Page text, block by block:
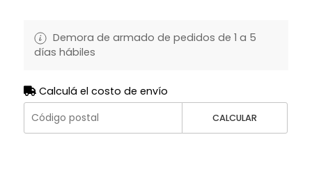
Demora de armado de pedidos de 1 a 5
días hábiles
Calculá el costo de envío
CALCULAR